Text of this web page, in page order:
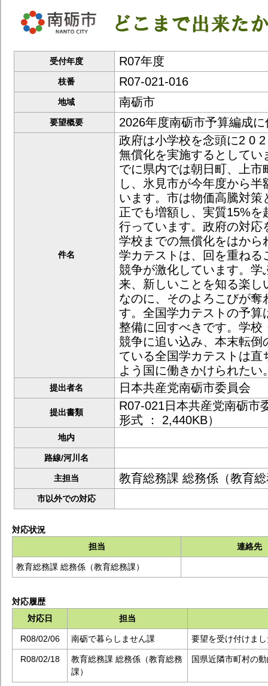
受付年度 R07年度
枝番 R07-021-016
地域 南砺市
要望概要 2026年度南砺市予算編成
件名
政府は小学校を念頭に2 0
無償化を実施するとしてい
でに県内では朝日町、上市
し、氷見市が今年度から半
います。市は物価高騰対策
正でも増額し、実質15%を
行っています。政府の対応
学校までの無償化をはから
学カテストは、回を重ねる
競争が激化しています。学
来、新しいことを知る楽し
なのに、そのよろこびが奪
す。全国学力テストの予算
整備に回すべきです。学校
競争に追い込み、本末転倒
ている全国学カテストは直
よう国に働きかけられたい
提出者名 日本共産党南砺市委員会
提出書類
R07-021日本共産党南砺市
形式 ： 2,440KB）
地内
路線/河川名
主担当 教育総務課 総務係（教育
市以外での対応
対応状況
担当
連絡先
教育総務課 総務係（教育総務課）
対応履歴
対応日
担当
R08/02/06 南砺で暮らしません課 要望を受け付けま
R08/02/18
教育総務課 総務係（教育総務
課）
国県近隣市町村の